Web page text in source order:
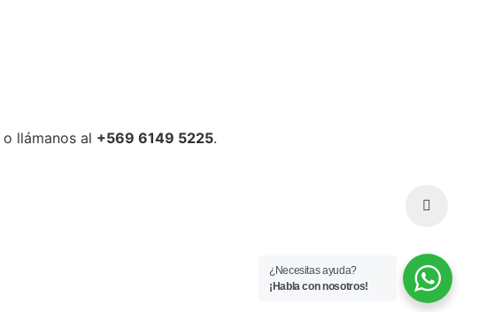
¿Necesitas ayuda?
¡Habla con nosotros!
o llámanos al +569 6149 5225.